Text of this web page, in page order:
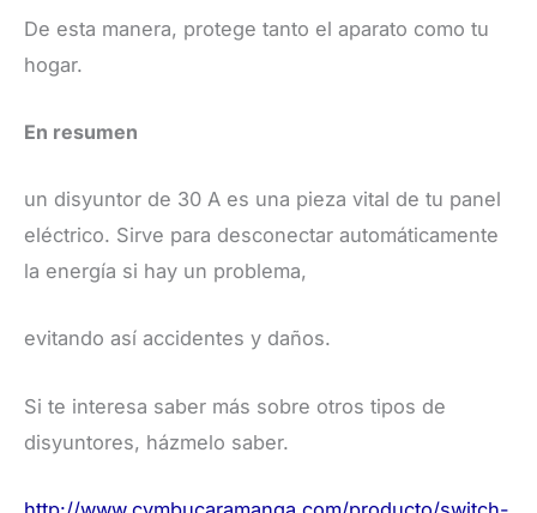
De esta manera, protege tanto el aparato como tu
hogar.
​En resumen
un disyuntor de 30 A es una pieza vital de tu panel
eléctrico. Sirve para desconectar automáticamente
la energía si hay un problema,
evitando así accidentes y daños.
​Si te interesa saber más sobre otros tipos de
disyuntores, házmelo saber.